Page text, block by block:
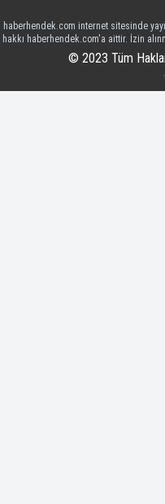
haberhendek.com internet sitesinde
hakkı haberhendek.com'a aittir. İzin
© 2023 Tüm